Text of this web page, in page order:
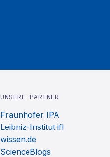
UNSERE PARTNER
Fraunhofer IPA
Leibniz-Institut ifl
wissen.de
ScienceBlogs